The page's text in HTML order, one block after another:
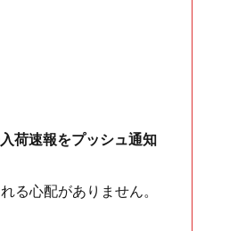
荷速報をプッシュ通知
る心配がありません。